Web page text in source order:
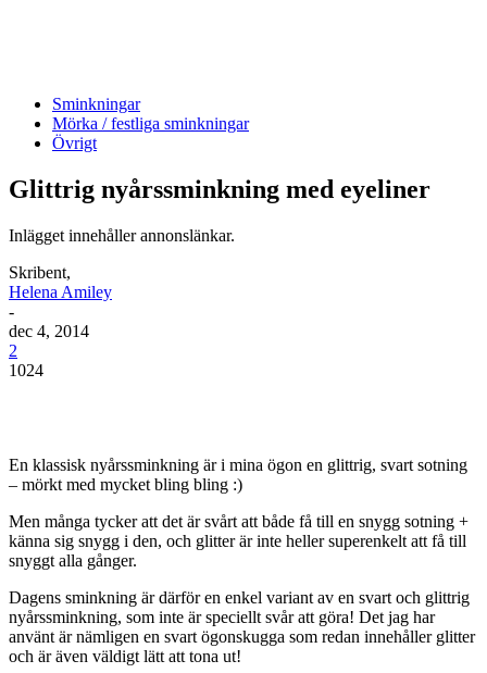
Sminkningar
Mörka / festliga sminkningar
Övrigt
Glittrig nyårssminkning med eyeliner
Inlägget innehåller annonslänkar.
Skribent,
Helena Amiley
-
dec 4, 2014
2
1024
En klassisk nyårssminkning är i mina ögon en glittrig, svart sotning
– mörkt med mycket bling bling :)
Men många tycker att det är svårt att både få till en snygg sotning +
känna sig snygg i den, och glitter är inte heller superenkelt att få till
snyggt alla gånger.
Dagens sminkning är därför en enkel variant av en svart och glittrig
nyårssminkning, som inte är speciellt svår att göra! Det jag har
använt är nämligen en svart ögonskugga som redan innehåller glitter
och är även väldigt lätt att tona ut!